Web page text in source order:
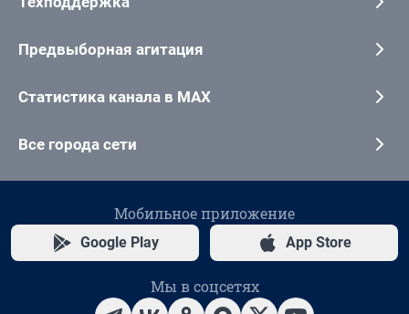
Предвыборная агитация
Статистика канала в MAX
Все города сети
Мобильное приложение
Google Play App Store
Мы в соцсетях